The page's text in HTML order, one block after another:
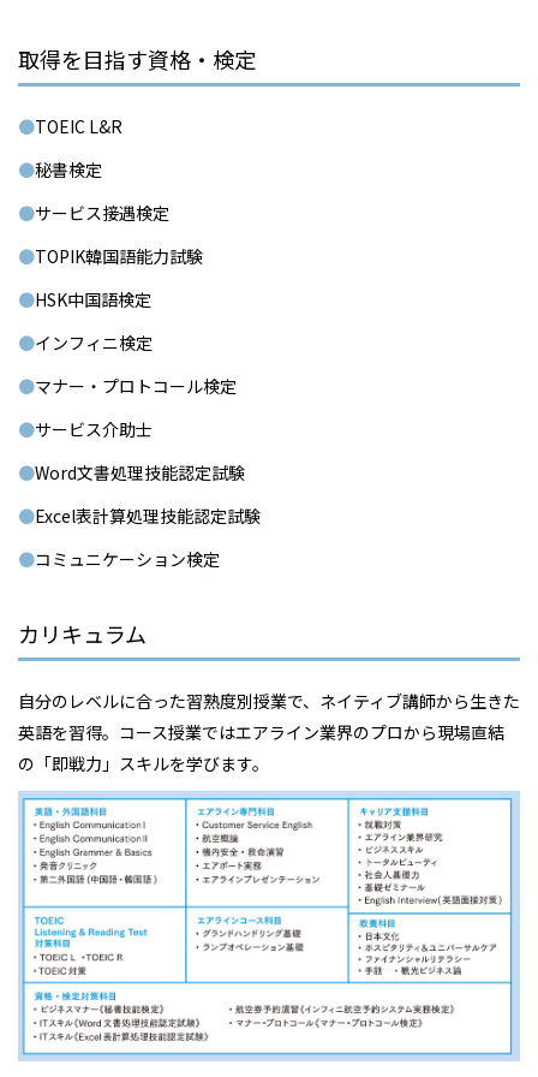
取得を目指す資格・検定
TOEIC L&R
秘書検定
サービス接遇検定
TOPIK韓国語能力試験
HSK中国語検定
インフィニ検定
マナー・プロトコール検定
サービス介助士
Word文書処理技能認定試験
Excel表計算処理技能認定試験
コミュニケーション検定
カリキュラム
自分のレベルに合った習熟度別授業で、ネイティブ講師から生きた
英語を習得。コース授業ではエアライン業界のプロから現場直結
の「即戦力」スキルを学びます。